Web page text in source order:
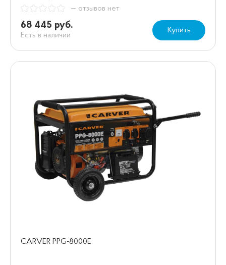
— отзывов нет
68 445 руб.
Есть в наличии
Купить
CARVER PPG-8000Е